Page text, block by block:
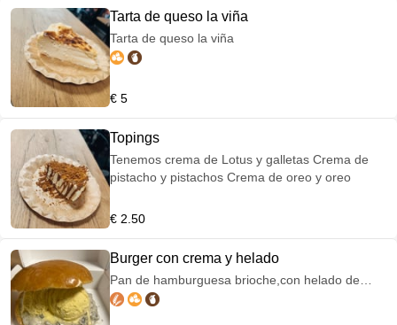
Tarta de queso la viña
Tarta de queso la viña
€ 5
Topings
Tenemos crema de Lotus y galletas Crema de
pistacho y pistachos Crema de oreo y oreo
€ 2.50
Burger con crema y helado
Pan de hamburguesa brioche,con helado de
vainilla y crema a elegir entre; Lotus y galleta